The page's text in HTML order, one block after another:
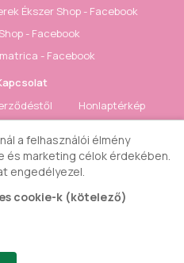
Ékszer Shop - Facebook
- Facebook
- Facebook
Honlaptérkép
gyerek ékszerek
a felhasználói élmény
marketing célok érdekében.
engedélyezel.
cookie-k (kötelező)